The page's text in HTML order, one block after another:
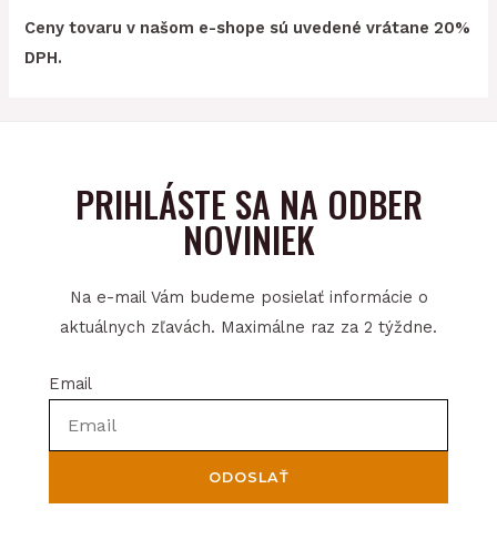
Ceny tovaru v našom e-shope sú uvedené vrátane 20%
DPH.
PRIHLÁSTE SA NA ODBER
NOVINIEK
Na e-mail Vám budeme posielať informácie o
aktuálnych zľavách. Maximálne raz za 2 týždne.
Email
ODOSLAŤ